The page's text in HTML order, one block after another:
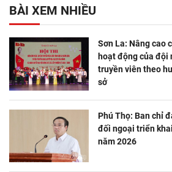
BÀI XEM NHIỀU
Sơn La: Nâng cao
hoạt động của đội
truyền viên theo
sở
Phú Thọ: Ban chỉ
đối ngoại triển
năm 2026